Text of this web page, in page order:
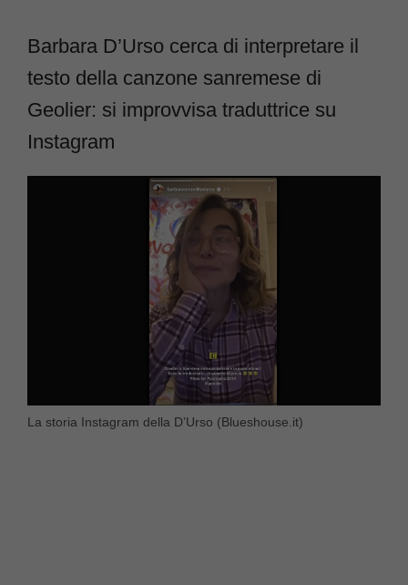
Barbara D’Urso cerca di interpretare il
testo della canzone sanremese di
Geolier: si improvvisa traduttrice su
Instagram
La storia Instagram della D’Urso (Blueshouse.it)